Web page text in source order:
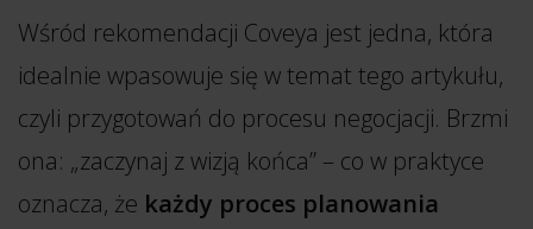
Wśród rekomendacji Coveya jest jedna, która
idealnie wpasowuje się w temat tego artykułu,
czyli przygotowań do procesu negocjacji. Brzmi
ona: „zaczynaj z wizją końca” – co w praktyce
oznacza, że każdy proces planowania